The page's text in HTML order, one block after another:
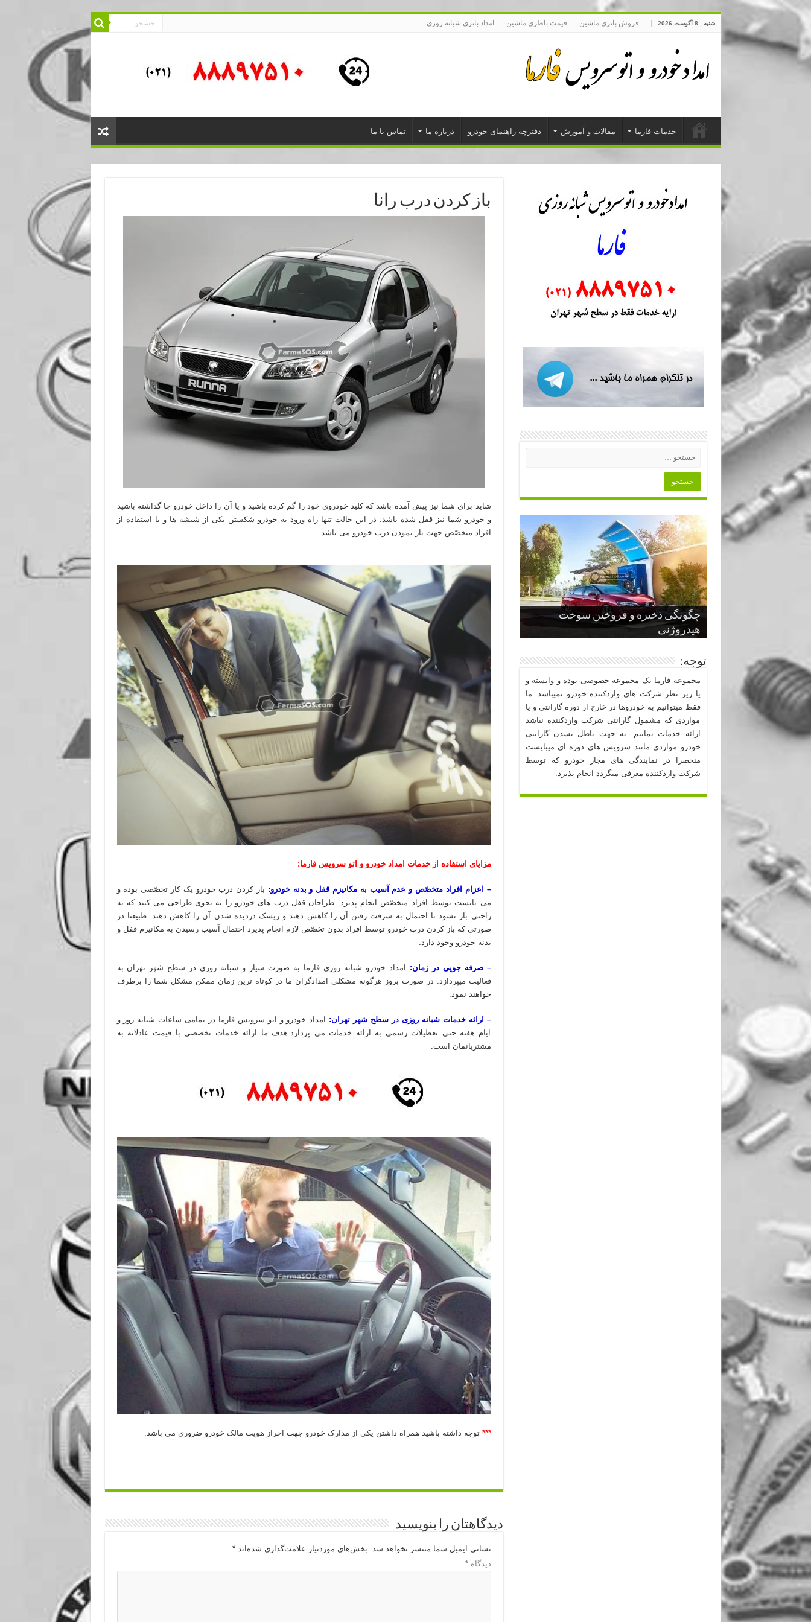
شنبه , 8 آگوست 2026 فروش باتری ماشین قیمت باطری ماشین امداد باتری شبانه روزی
خدمات فارما مقالات و آموزش دفترچه راهنمای خودرو درباره ما تماس با ما
باز کردن درب رانا
شاید برای شما نیز پیش آمده باشد که کلید خودروی خود را گم کرده باشید و یا آن را داخل خودرو جا گذاشته باشید
و خودرو شما نیز قفل شده باشد. در این حالت تنها راه ورود به خودرو شکستن یکی از شیشه ها و یا استفاده از
افراد متخصّص جهت باز نمودن درب خودرو می باشد.
مزایای استفاده از خدمات امداد خودرو و اتو سرویس فارما:
– اعزام افراد متخصّص و عدم آسیب به مکانیزم قفل و بدنه خودرو: باز کردن درب خودرو یک کار تخصّصی بوده و
می بایست توسط افراد متخصّص انجام پذیرد. طراحان قفل درب های خودرو را به نحوی طراحی می کنند که به
راحتی باز نشود تا احتمال به سرقت رفتن آن را کاهش دهند و ریسک دزدیده شدن آن را کاهش دهند. طبیعتا در
صورتی که باز کردن درب خودرو توسط افراد بدون تخصّص لازم انجام پذیرد احتمال آسیب رسیدن به مکانیزم قفل و
بدنه خودرو وجود دارد.
– صرفه جویی در زمان: امداد خودرو شبانه روزی فارما به صورت سیار و شبانه روزی در سطح شهر تهران به
فعالیت میپردازد. در صورت بروز هرگونه مشکلی امدادگران ما در کوتاه ترین زمان ممکن مشکل شما را برطرف
خواهند نمود.
– ارائه خدمات شبانه روزی در سطح شهر تهران: امداد خودرو و اتو سرویس فارما در تمامی ساعات شبانه روز و
ایام هفته حتی تعطیلات رسمی به ارائه خدمات می پردازد.هدف ما ارائه خدمات تخصصی با قیمت عادلانه به
مشتریانمان است.
***توجه داشته باشید همراه داشتن یکی از مدارک خودرو جهت احراز هویت مالک خودرو ضروری می باشد.
دیدگاهتان را بنویسید
نشانی ایمیل شما منتشر نخواهد شد. بخش‌های موردنیاز علامت‌گذاری شده‌اند*
دیدگاه*
چگونگی ذخیره و فروختن سوخت
هیدروژنی
قدرتمندترین ماسل کارها یا خودروهای
عضلانی امریکایی
چرا نمک باعث خوردگی خودرو می شود؟
پنج کابین جذاب سال های اخیر صنعت
خودروسازی
از صفر تا صد طراحی خودرو قسمت
سوم
توجه:
مجموعه فارما یک مجموعه خصوصی بوده و وابسته و
یا زیر نظر شرکت های واردکننده خودرو نمیباشد. ما
فقط میتوانیم به خودروها در خارج از دوره گارانتی و یا
مواردی که مشمول گارانتی شرکت واردکننده نباشد
ارائه خدمات نماییم. به جهت باطل نشدن گارانتی
خودرو مواردی مانند سرویس های دوره ای میبایست
منحصرا در نمایندگی های مجاز خودرو که توسط
شرکت واردکننده معرفی میگردد انجام پذیرد.